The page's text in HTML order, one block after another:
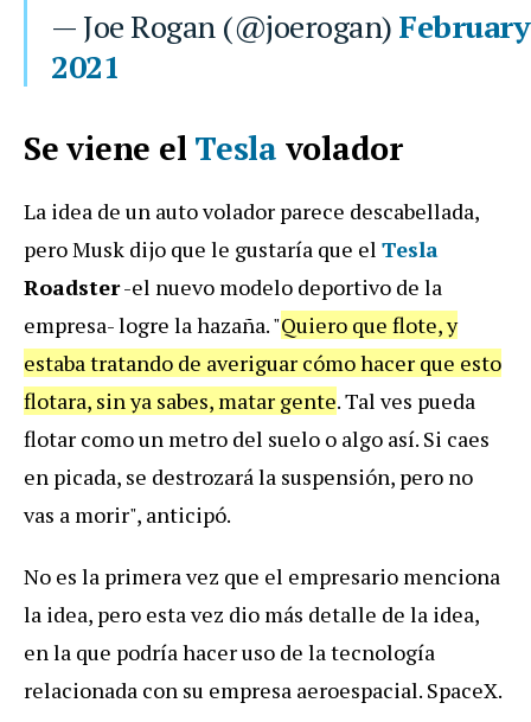
— Joe Rogan (@joerogan)
2021
Se viene el Tesla volador
La idea de un auto volador parece descabellada,
pero Musk dijo que le gustaría que el Tesla
Roadster-el nuevo modelo deportivo de la
empresa- logre la hazaña. "Quiero que flote, y
estaba tratando de averiguar cómo hacer que esto
flotara, sin ya sabes, matar gente. Tal ves pueda
flotar como un metro del suelo o algo así. Si caes
en picada, se destrozará la suspensión, pero no
vas a morir", anticipó.
No es la primera vez que el empresario menciona
la idea, pero esta vez dio más detalle de la idea,
en la que podría hacer uso de la tecnología
relacionada con su empresa aeroespacial. SpaceX.